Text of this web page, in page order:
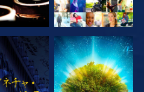
観る シリーズを探求